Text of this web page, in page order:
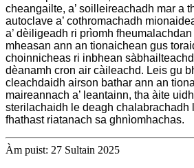
cheangailte, a’ soilleireachadh mar a
autoclave a’ cothromachadh
a’ dèiligeadh ri prìomh
mheasan ann an tionaichean gus
choinnicheas ri inbhean sàbhailteachd
dèanamh cron air càileachd. Leis gu
cleachdaidh airson bathar ann an
maireannach a’ leantainn, tha àite
sterilachaidh le deagh chalabrachadh
fhathast riatanach sa ghnìomhachas.
Àm puist: 27 Sultain 2025